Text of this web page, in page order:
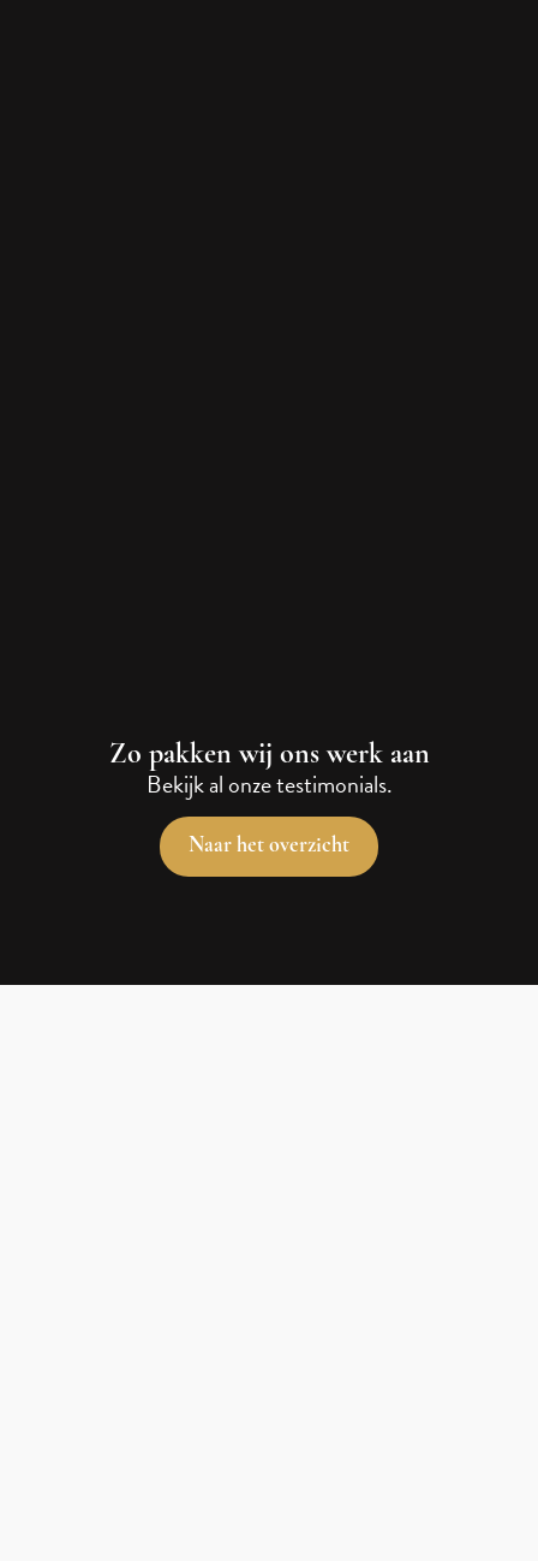
Zo pakken wij ons werk aan
Bekijk al onze testimonials.
Naar het overzicht